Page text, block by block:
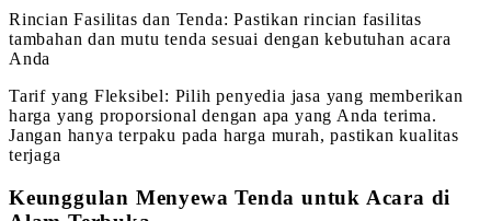
Rincian Fasilitas dan Tenda: Pastikan rincian fasilitas
tambahan dan mutu tenda sesuai dengan kebutuhan acara
Anda
Tarif yang Fleksibel: Pilih penyedia jasa yang memberikan
harga yang proporsional dengan apa yang Anda terima.
Jangan hanya terpaku pada harga murah, pastikan kualitas
terjaga
Keunggulan Menyewa Tenda untuk Acara di